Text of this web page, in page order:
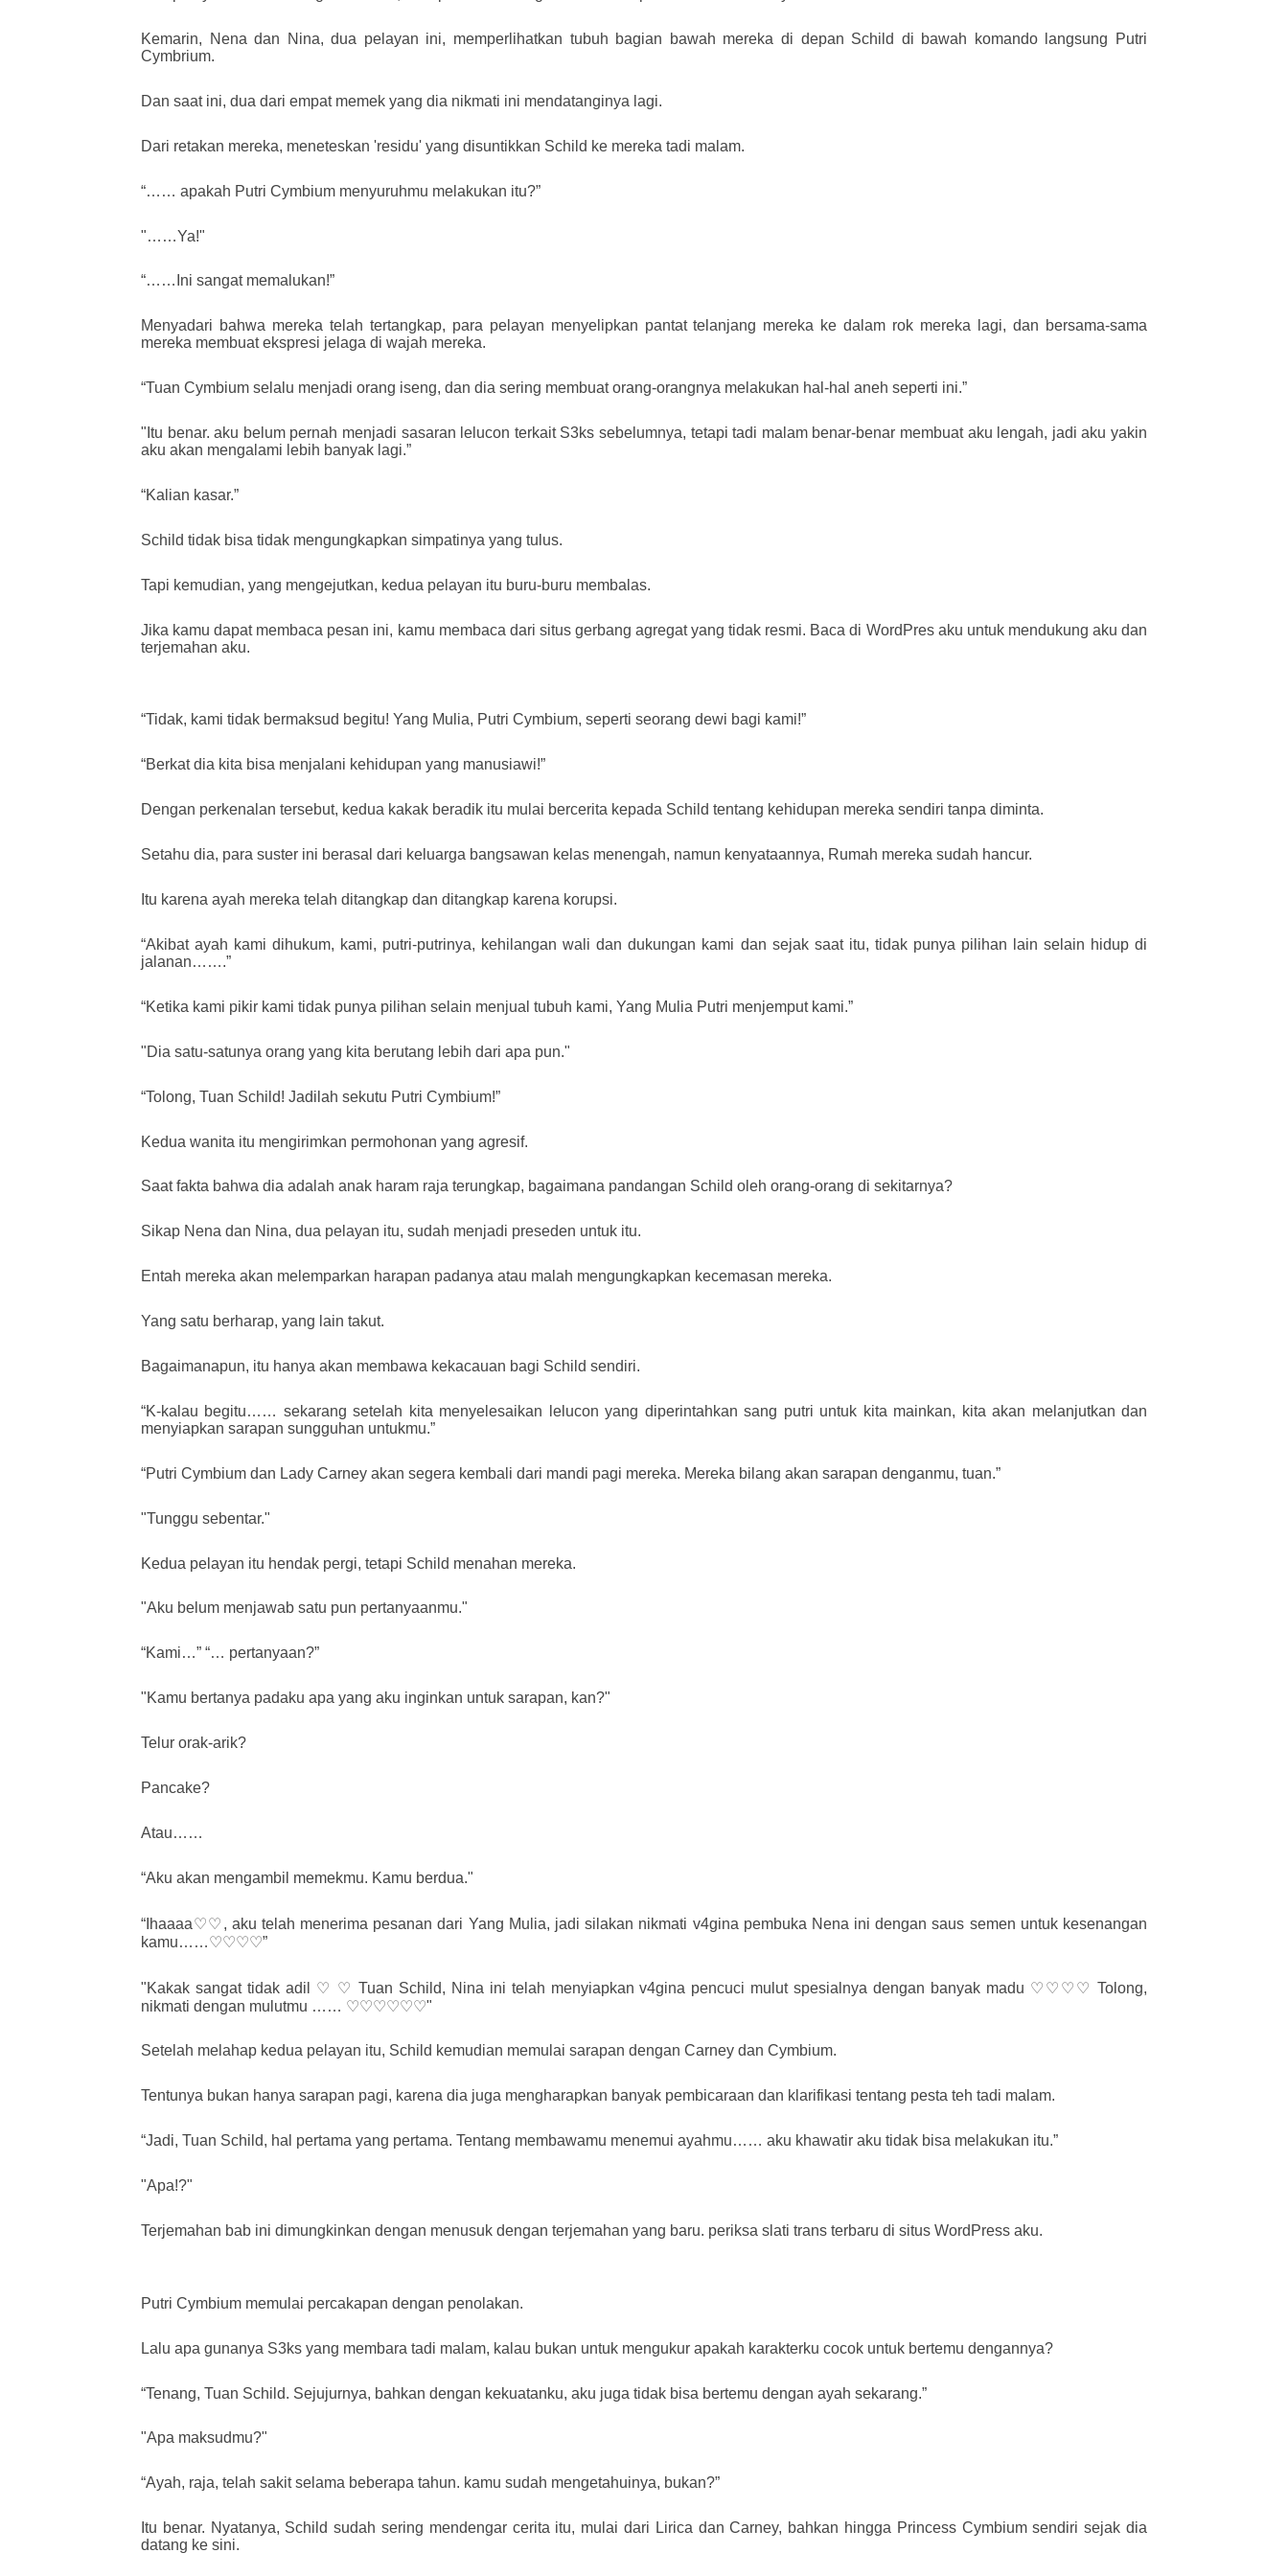
Kemarin, Nena dan Nina, dua pelayan ini, memperlihatkan tubuh bagian bawah mereka di depan Schild di bawah komando langsung Putri
Cymbrium.
Dan saat ini, dua dari empat memek yang dia nikmati ini mendatanginya lagi.
Dari retakan mereka, meneteskan 'residu' yang disuntikkan Schild ke mereka tadi malam.
“…… apakah Putri Cymbium menyuruhmu melakukan itu?”
"……Ya!"
“……Ini sangat memalukan!”
Menyadari bahwa mereka telah tertangkap, para pelayan menyelipkan pantat telanjang mereka ke dalam rok mereka lagi, dan bersama-sama
mereka membuat ekspresi jelaga di wajah mereka.
“Tuan Cymbium selalu menjadi orang iseng, dan dia sering membuat orang-orangnya melakukan hal-hal aneh seperti ini.”
"Itu benar. aku belum pernah menjadi sasaran lelucon terkait S3ks sebelumnya, tetapi tadi malam benar-benar membuat aku lengah, jadi aku yakin
aku akan mengalami lebih banyak lagi.”
“Kalian kasar.”
Schild tidak bisa tidak mengungkapkan simpatinya yang tulus.
Tapi kemudian, yang mengejutkan, kedua pelayan itu buru-buru membalas.
Jika kamu dapat membaca pesan ini, kamu membaca dari situs gerbang agregat yang tidak resmi. Baca di WordPres aku untuk mendukung aku dan
terjemahan aku.
“Tidak, kami tidak bermaksud begitu! Yang Mulia, Putri Cymbium, seperti seorang dewi bagi kami!”
“Berkat dia kita bisa menjalani kehidupan yang manusiawi!”
Dengan perkenalan tersebut, kedua kakak beradik itu mulai bercerita kepada Schild tentang kehidupan mereka sendiri tanpa diminta.
Setahu dia, para suster ini berasal dari keluarga bangsawan kelas menengah, namun kenyataannya, Rumah mereka sudah hancur.
Itu karena ayah mereka telah ditangkap dan ditangkap karena korupsi.
“Akibat ayah kami dihukum, kami, putri-putrinya, kehilangan wali dan dukungan kami dan sejak saat itu, tidak punya pilihan lain selain hidup di
jalanan…….”
“Ketika kami pikir kami tidak punya pilihan selain menjual tubuh kami, Yang Mulia Putri menjemput kami.”
"Dia satu-satunya orang yang kita berutang lebih dari apa pun."
“Tolong, Tuan Schild! Jadilah sekutu Putri Cymbium!”
Kedua wanita itu mengirimkan permohonan yang agresif.
Saat fakta bahwa dia adalah anak haram raja terungkap, bagaimana pandangan Schild oleh orang-orang di sekitarnya?
Sikap Nena dan Nina, dua pelayan itu, sudah menjadi preseden untuk itu.
Entah mereka akan melemparkan harapan padanya atau malah mengungkapkan kecemasan mereka.
Yang satu berharap, yang lain takut.
Bagaimanapun, itu hanya akan membawa kekacauan bagi Schild sendiri.
“K-kalau begitu…… sekarang setelah kita menyelesaikan lelucon yang diperintahkan sang putri untuk kita mainkan, kita akan melanjutkan dan
menyiapkan sarapan sungguhan untukmu.”
“Putri Cymbium dan Lady Carney akan segera kembali dari mandi pagi mereka. Mereka bilang akan sarapan denganmu, tuan.”
"Tunggu sebentar."
Kedua pelayan itu hendak pergi, tetapi Schild menahan mereka.
"Aku belum menjawab satu pun pertanyaanmu."
“Kami…” “… pertanyaan?”
"Kamu bertanya padaku apa yang aku inginkan untuk sarapan, kan?"
Telur orak-arik?
Pancake?
Atau……
“Aku akan mengambil memekmu. Kamu berdua."
“Ihaaaa♡♡, aku telah menerima pesanan dari Yang Mulia, jadi silakan nikmati v4gina pembuka Nena ini dengan saus semen untuk kesenangan
kamu……♡♡♡♡”
"Kakak sangat tidak adil ♡ ♡ Tuan Schild, Nina ini telah menyiapkan v4gina pencuci mulut spesialnya dengan banyak madu ♡♡♡♡ Tolong,
nikmati dengan mulutmu …… ♡♡♡♡♡♡"
Setelah melahap kedua pelayan itu, Schild kemudian memulai sarapan dengan Carney dan Cymbium.
Tentunya bukan hanya sarapan pagi, karena dia juga mengharapkan banyak pembicaraan dan klarifikasi tentang pesta teh tadi malam.
“Jadi, Tuan Schild, hal pertama yang pertama. Tentang membawamu menemui ayahmu…… aku khawatir aku tidak bisa melakukan itu.”
"Apa!?"
Terjemahan bab ini dimungkinkan dengan menusuk dengan terjemahan yang baru. periksa slati trans terbaru di situs WordPress aku.
Putri Cymbium memulai percakapan dengan penolakan.
Lalu apa gunanya S3ks yang membara tadi malam, kalau bukan untuk mengukur apakah karakterku cocok untuk bertemu dengannya?
“Tenang, Tuan Schild. Sejujurnya, bahkan dengan kekuatanku, aku juga tidak bisa bertemu dengan ayah sekarang.”
"Apa maksudmu?"
“Ayah, raja, telah sakit selama beberapa tahun. kamu sudah mengetahuinya, bukan?”
Itu benar. Nyatanya, Schild sudah sering mendengar cerita itu, mulai dari Lirica dan Carney, bahkan hingga Princess Cymbium sendiri sejak dia
datang ke sini.